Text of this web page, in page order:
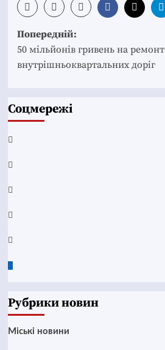
Post
navigation
Попередній:
50 мільйонів гривень на ремонт
внутрішньоквартальних доріг
Соцмережі
Facebook
YouTube
Telegram
Instagram
Twitter
Google
Рубрики новин
Mіські новини